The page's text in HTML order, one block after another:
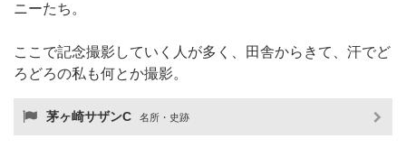
ニーたち。
ここで記念撮影していく人が多く、田舎からきて、汗でど
ろどろの私も何とか撮影。
茅ヶ崎サザンC 名所・史跡